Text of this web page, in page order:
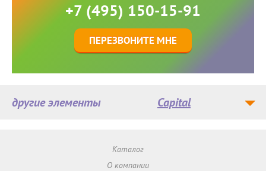
+7 (495) 150-15-91
ПЕРЕЗВОНИТЕ МНЕ
другие элементы Capital
Каталог
О компании